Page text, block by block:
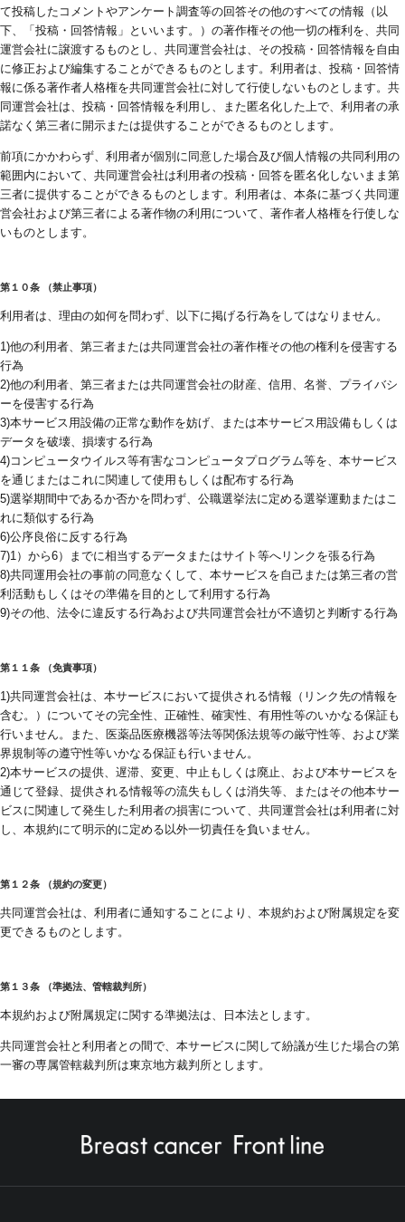
て投稿したコメントやアンケート調査等の回答その他のすべての情報（以
下、「投稿・回答情報」といいます。）の著作権その他一切の権利を、共同
運営会社に譲渡するものとし、共同運営会社は、その投稿・回答情報を自由
に修正および編集することができるものとします。利用者は、投稿・回答情
報に係る著作者人格権を共同運営会社に対して行使しないものとします。共
同運営会社は、投稿・回答情報を利用し、また匿名化した上で、利用者の承
諾なく第三者に開示または提供することができるものとします。
前項にかかわらず、利用者が個別に同意した場合及び個人情報の共同利用の
範囲内において、共同運営会社は利用者の投稿・回答を匿名化しないまま第
三者に提供することができるものとします。利用者は、本条に基づく共同運
営会社および第三者による著作物の利用について、著作者人格権を行使しな
いものとします。
第１０条 （禁止事項）
利用者は、理由の如何を問わず、以下に掲げる行為をしてはなりません。
1)他の利用者、第三者または共同運営会社の著作権その他の権利を侵害する
行為
2)他の利用者、第三者または共同運営会社の財産、信用、名誉、プライバシ
ーを侵害する行為
3)本サービス用設備の正常な動作を妨げ、または本サービス用設備もしくは
データを破壊、損壊する行為
4)コンピュータウイルス等有害なコンピュータプログラム等を、本サービス
を通じまたはこれに関連して使用もしくは配布する行為
5)選挙期間中であるか否かを問わず、公職選挙法に定める選挙運動またはこ
れに類似する行為
6)公序良俗に反する行為
7)1）から6）までに相当するデータまたはサイト等へリンクを張る行為
8)共同運用会社の事前の同意なくして、本サービスを自己または第三者の営
利活動もしくはその準備を目的として利用する行為
9)その他、法令に違反する行為および共同運営会社が不適切と判断する行為
第１１条 （免責事項）
1)共同運営会社は、本サービスにおいて提供される情報（リンク先の情報を
含む。）についてその完全性、正確性、確実性、有用性等のいかなる保証も
行いません。また、医薬品医療機器等法等関係法規等の厳守性等、および業
界規制等の遵守性等いかなる保証も行いません。
2)本サービスの提供、遅滞、変更、中止もしくは廃止、および本サービスを
通じて登録、提供される情報等の流失もしくは消失等、またはその他本サー
ビスに関連して発生した利用者の損害について、共同運営会社は利用者に対
し、本規約にて明示的に定める以外一切責任を負いません。
第１２条 （規約の変更）
共同運営会社は、利用者に通知することにより、本規約および附属規定を変
更できるものとします。
第１３条 （準拠法、管轄裁判所）
本規約および附属規定に関する準拠法は、日本法とします。
共同運営会社と利用者との間で、本サービスに関して紛議が生じた場合の第
一審の専属管轄裁判所は東京地方裁判所とします。